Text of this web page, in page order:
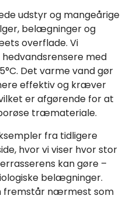
udstyr og mangeårige
belægninger og
overflade. Vi
med
Det varme vand gør
effektiv og kræver
er afgørende for at
træmateriale.
fra tidligere
hvor vi viser hvor stor
kan gøre –
belægninger.
fremstår nærmest som